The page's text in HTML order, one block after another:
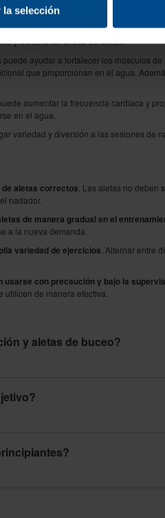
la selección
pueden enfocarse en mejorar su técnica
Al proporcionar resistencia adicional,
y efectiva sin el uso de aletas.
puede ayudar a fortalecer los músculos
que proporcionan en el agua.
aumentar la frecuencia cardíaca y
en el agua.
variedad y diversión a las sesiones de
de aletas correctos . Las aletas no
nadador.
de manera gradual en el
a la nueva demanda.
variedad de ejercicios . Alternar entre
usarse con precaución y bajo la
de manera efectiva.
y aletas de buceo?